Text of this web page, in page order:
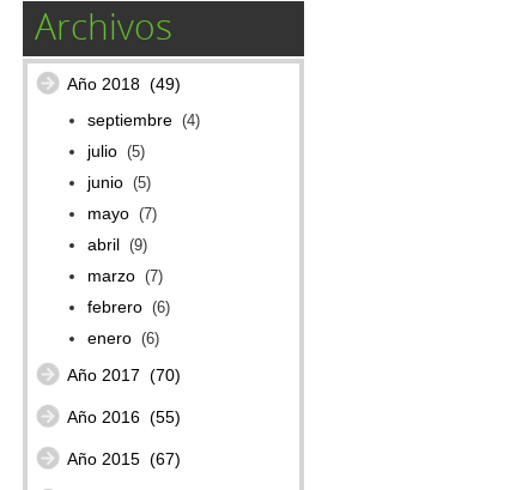
Archivos
Año 2018 (49)
septiembre (4)
julio (5)
junio (5)
mayo (7)
abril (9)
marzo (7)
febrero (6)
enero (6)
Año 2017 (70)
Año 2016 (55)
Año 2015 (67)